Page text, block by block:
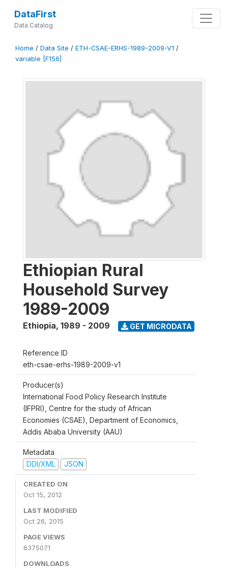
DataFirst
Data Catalog
Home / Data Site / ETH-CSAE-ERHS-1989-2009-V1 /
variable [F156]
Ethiopian Rural
Household Survey
1989-2009
Ethiopia, 1989 - 2009 GET MICRODATA
Reference ID
eth-csae-erhs-1989-2009-v1
Producer(s)
International Food Policy Research Institute
(IFPRI), Centre for the study of African
Economies (CSAE), Department of Economics,
Addis Ababa University (AAU)
Metadata
DDI/XML
JSON
CREATED ON
Oct 15, 2012
LAST MODIFIED
Oct 26, 2015
PAGE VIEWS
6375071
DOWNLOADS